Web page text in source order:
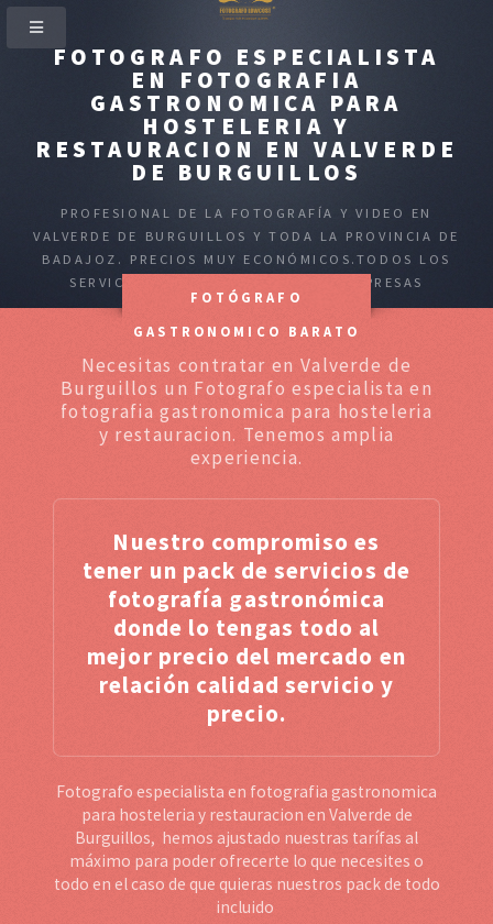
FOTOGRAFO ESPECIALISTA
EN FOTOGRAFIA
GASTRONOMICA PARA
HOSTELERIA Y
RESTAURACION EN VALVERDE
DE BURGUILLOS
PROFESIONAL DE LA FOTOGRAFÍA Y VIDEO EN
VALVERDE DE BURGUILLOS Y TODA LA PROVINCIA DE
BADAJOZ. PRECIOS MUY ECONÓMICOS.TODOS LOS
SERVICIOS PARA PARTICULARES Y EMPRESAS
FOTÓGRAFO
GASTRONOMICO BARATO
Necesitas contratar en Valverde de
Burguillos un Fotografo especialista en
fotografia gastronomica para hosteleria
y restauracion. Tenemos amplia
experiencia.
Nuestro compromiso es
tener un pack de servicios de
fotografía gastronómica
donde lo tengas todo al
mejor precio del mercado en
relación calidad servicio y
precio.
Fotografo especialista en fotografia gastronomica
para hosteleria y restauracion en Valverde de
Burguillos, hemos ajustado nuestras tarífas al
máximo para poder ofrecerte lo que necesites o
todo en el caso de que quieras nuestros pack de todo
incluido